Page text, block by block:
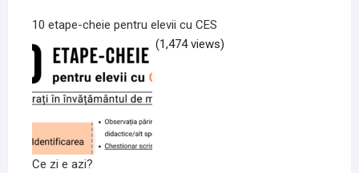
10 etape-cheie pentru elevii cu CES
(1,474 views)
Ce zi e azi?